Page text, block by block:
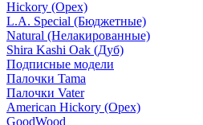
Hickory (Орех)
L.A. Special (Бюджетные)
Natural (Нелакированные)
Shira Kashi Oak (Дуб)
Подписные модели
Палочки Tama
Палочки Vater
American Hickory (Орех)
GoodWood